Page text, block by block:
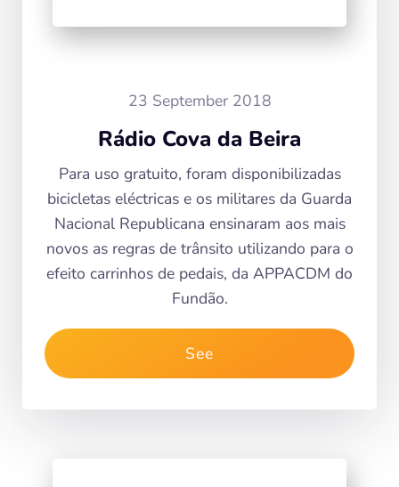
23 September 2018
Rádio Cova da Beira
Para uso gratuito, foram disponibilizadas
bicicletas eléctricas e os militares da Guarda
Nacional Republicana ensinaram aos mais
novos as regras de trânsito utilizando para o
efeito carrinhos de pedais, da APPACDM do
Fundão.
See